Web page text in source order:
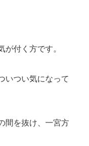
付く方です。
いつい気になって
間を抜け、一宮方